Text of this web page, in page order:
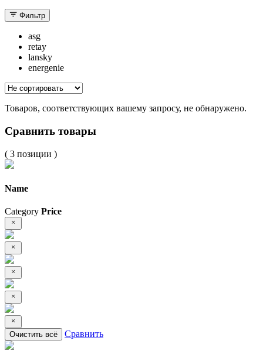
Фильтр
asg
retay
lansky
energenie
Товаров, соответствующих вашему запросу, не обнаружено.
Сравнить товары
( 3 позиции )
Name
Category Price
Очистить всё Сравнить